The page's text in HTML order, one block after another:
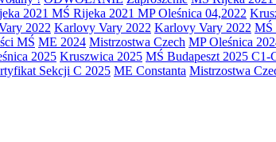
2021 MŚ Rijeka 2021 MP Oleśnica 04,2022
2022 Karlovy Vary 2022 Karlovy Vary 2022 MŚ
MŚ ME 2024 Mistrzostwa Czech MP Oleśnica
2025 Kruszwica 2025 MŚ Budapeszt 2025 C1-
Sekcji C 2025 ME Constanta Mistrzostwa